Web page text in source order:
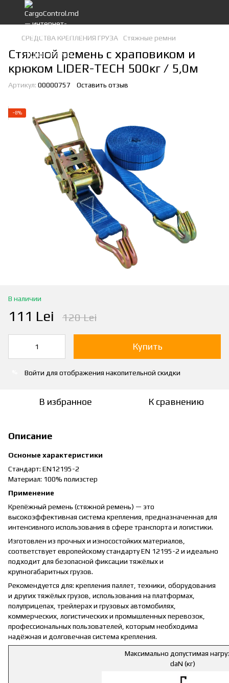
СРЕДСТВА КРЕПЛЕНИЯ ГРУЗА Стяжные ремни
Стяжной ремень с храповиком и
крюком LIDER-TECH 500кг / 5,0м
Артикул: 00000757 Оставить отзыв
−8%
В наличии
111 Lei 120 Lei
Купить
Войти для отображения накопительной скидки
В избранное К сравнению
Описание
Осноные характеристики
Стандарт: EN12195-2
Материал: 100% полиэстер
Применение
Крепёжный ремень (стяжной ремень) — это
высокоэффективная система крепления, предназначенная для
интенсивного использования в сфере транспорта и логистики.
Изготовлен из прочных и износостойких материалов,
соответствует европейскому стандарту EN 12195-2 и идеально
подходит для безопасной фиксации тяжёлых и
крупногабаритных грузов.
Рекомендуется для: крепления паллет, техники, оборудования
и других тяжёлых грузов, использования на платформах,
полуприцепах, трейлерах и грузовых автомобилях,
коммерческих, логистических и промышленных перевозок,
профессиональных пользователей, которым необходима
надёжная и долговечная система крепления.
Максимально допустимая
daN (кг)